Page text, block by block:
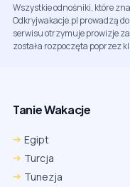
Wszystkie odnośniki, które
Odkryjwakacje.pl prowadzą
serwisu otrzymuje prowizje
została rozpoczęta poprzez
Tanie Wakacje
Egipt
Turcja
Tunezja